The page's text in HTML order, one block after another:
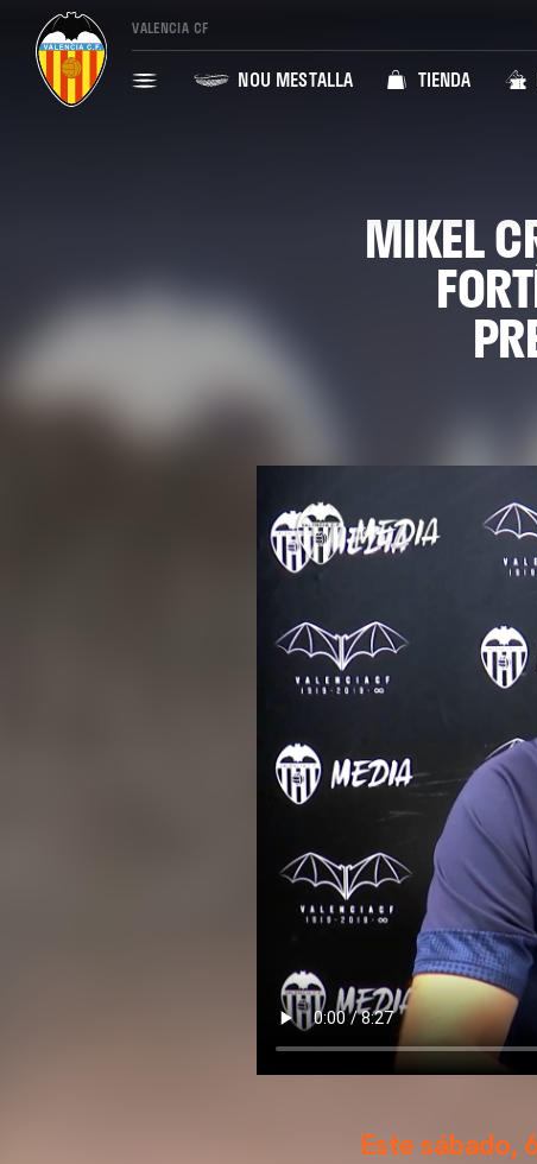
VALENCIA CF
NOU MESTALLA TIENDA
MIKEL
Este sábado,